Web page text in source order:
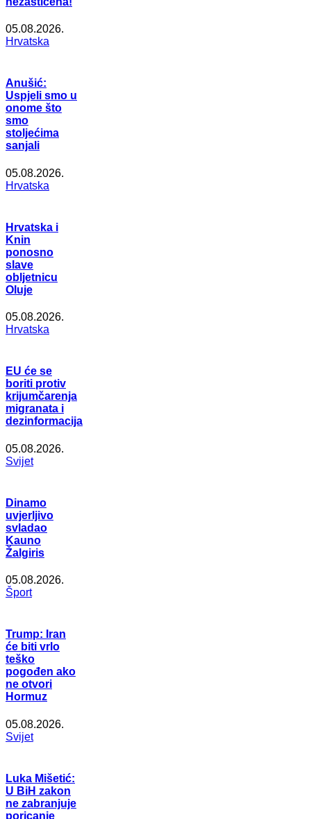
05.08.2026.
Hrvatska
Anušić:
Uspjeli smo u
onome što
smo
stoljećima
sanjali
05.08.2026.
Hrvatska
Hrvatska i
Knin
ponosno
slave
obljetnicu
Oluje
05.08.2026.
Hrvatska
EU će se
boriti protiv
krijumčarenja
migranata i
dezinformacija
05.08.2026.
Svijet
Dinamo
uvjerljivo
svladao
Kauno
Žalgiris
05.08.2026.
Šport
Trump: Iran
će biti vrlo
teško
pogođen ako
ne otvori
Hormuz
05.08.2026.
Svijet
Luka Mišetić:
U BiH zakon
ne zabranjuje
poricanje